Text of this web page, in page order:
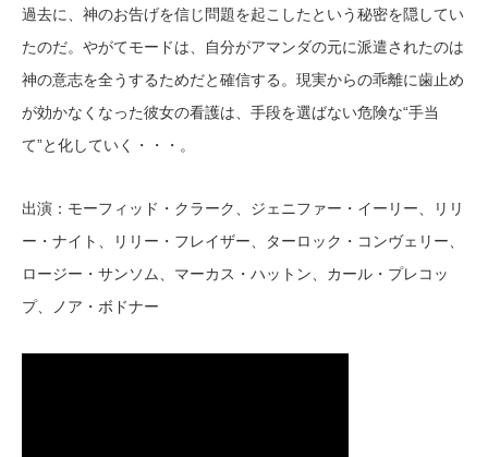
過去に、神のお告げを信じ問題を起こしたという秘密を隠してい
たのだ。やがてモードは、自分がアマンダの元に派遣されたのは
神の意志を全うするためだと確信する。現実からの乖離に歯止め
が効かなくなった彼女の看護は、手段を選ばない危険な“手当
て”と化していく・・・。
出演：モーフィッド・クラーク、ジェニファー・イーリー、リリ
ー・ナイト、リリー・フレイザー、ターロック・コンヴェリー、
ロージー・サンソム、マーカス・ハットン、カール・プレコッ
プ、ノア・ボドナー